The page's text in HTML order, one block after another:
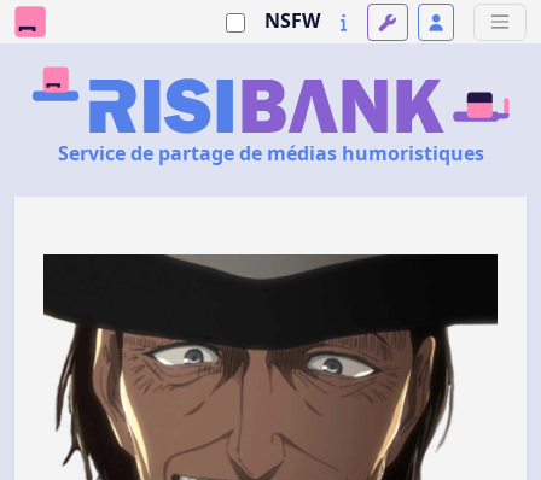
NSFW
Service de partage de médias humoristiques